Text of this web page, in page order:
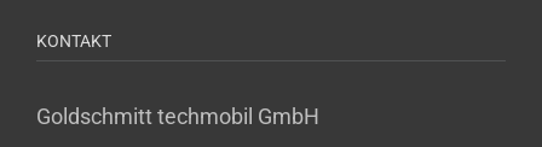
KONTAKT
Goldschmitt techmobil GmbH